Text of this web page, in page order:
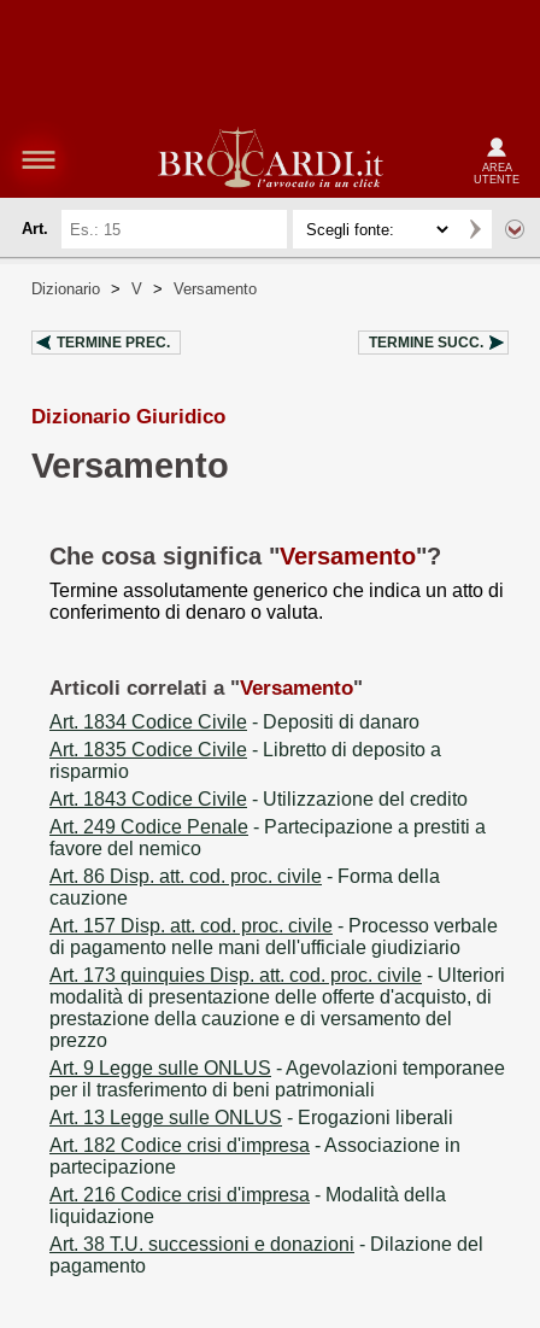
AREA
UTENTE
Art.
Dizionario > V > Versamento
TERMINE PREC. TERMINE SUCC.
Dizionario Giuridico
Versamento
Che cosa significa "Versamento"?
Termine assolutamente generico che indica un atto di
conferimento di denaro o valuta.
Articoli correlati a "Versamento"
Art. 1834 Codice Civile - Depositi di danaro
Art. 1835 Codice Civile - Libretto di deposito a
risparmio
Art. 1843 Codice Civile - Utilizzazione del credito
Art. 249 Codice Penale - Partecipazione a prestiti a
favore del nemico
Art. 86 Disp. att. cod. proc. civile - Forma della
cauzione
Art. 157 Disp. att. cod. proc. civile - Processo verbale
di pagamento nelle mani dell'ufficiale giudiziario
Art. 173 quinquies Disp. att. cod. proc. civile - Ulteriori
modalità di presentazione delle offerte d'acquisto, di
prestazione della cauzione e di versamento del
prezzo
Art. 9 Legge sulle ONLUS - Agevolazioni temporanee
per il trasferimento di beni patrimoniali
Art. 13 Legge sulle ONLUS - Erogazioni liberali
Art. 182 Codice crisi d'impresa - Associazione in
partecipazione
Art. 216 Codice crisi d'impresa - Modalità della
liquidazione
Art. 38 T.U. successioni e donazioni - Dilazione del
pagamento